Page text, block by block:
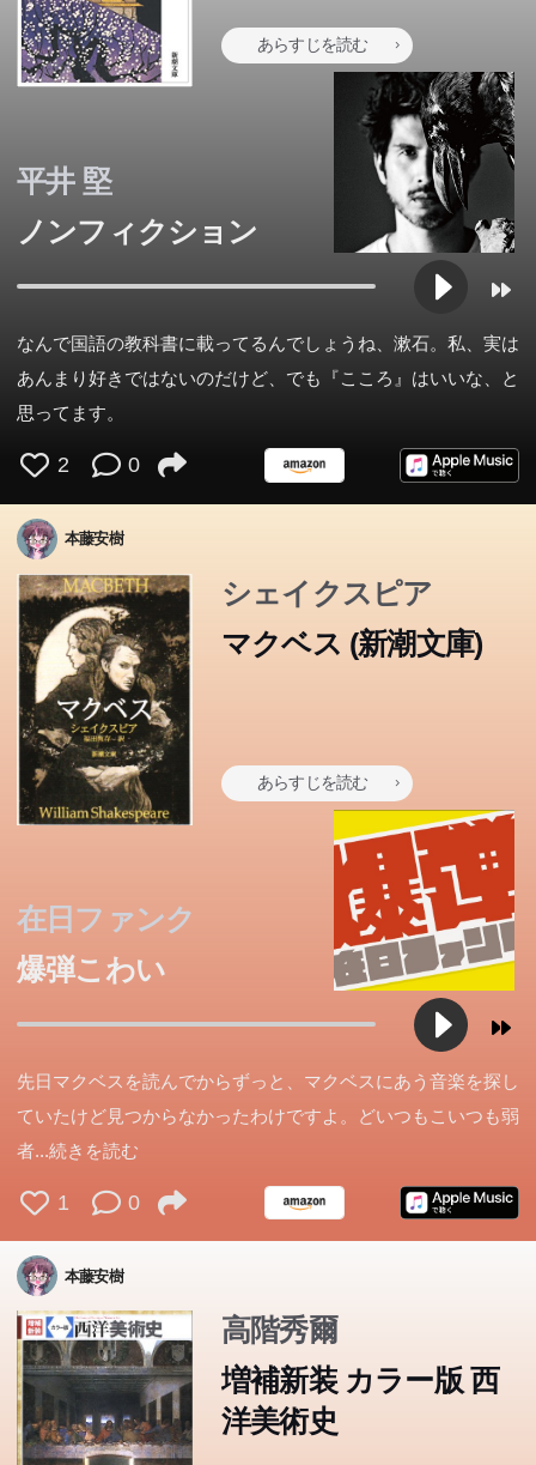
あらすじを読む
平井 堅
ノンフィクション
なんで国語の教科書に載ってるんでしょうね、漱石。私、実は
あんまり好きではないのだけど、でも『こころ』はいいな、と
思ってます。
2 0
本藤安樹
シェイクスピア
マクベス (新潮文庫)
あらすじを読む
在日ファンク
爆弾こわい
先日マクベスを読んでからずっと、マクベスにあう音楽を探し
ていたけど見つからなかったわけですよ。どいつもこいつも弱
者...続きを読む
1 0
本藤安樹
高階秀爾
増補新装 カラー版 西
洋美術史